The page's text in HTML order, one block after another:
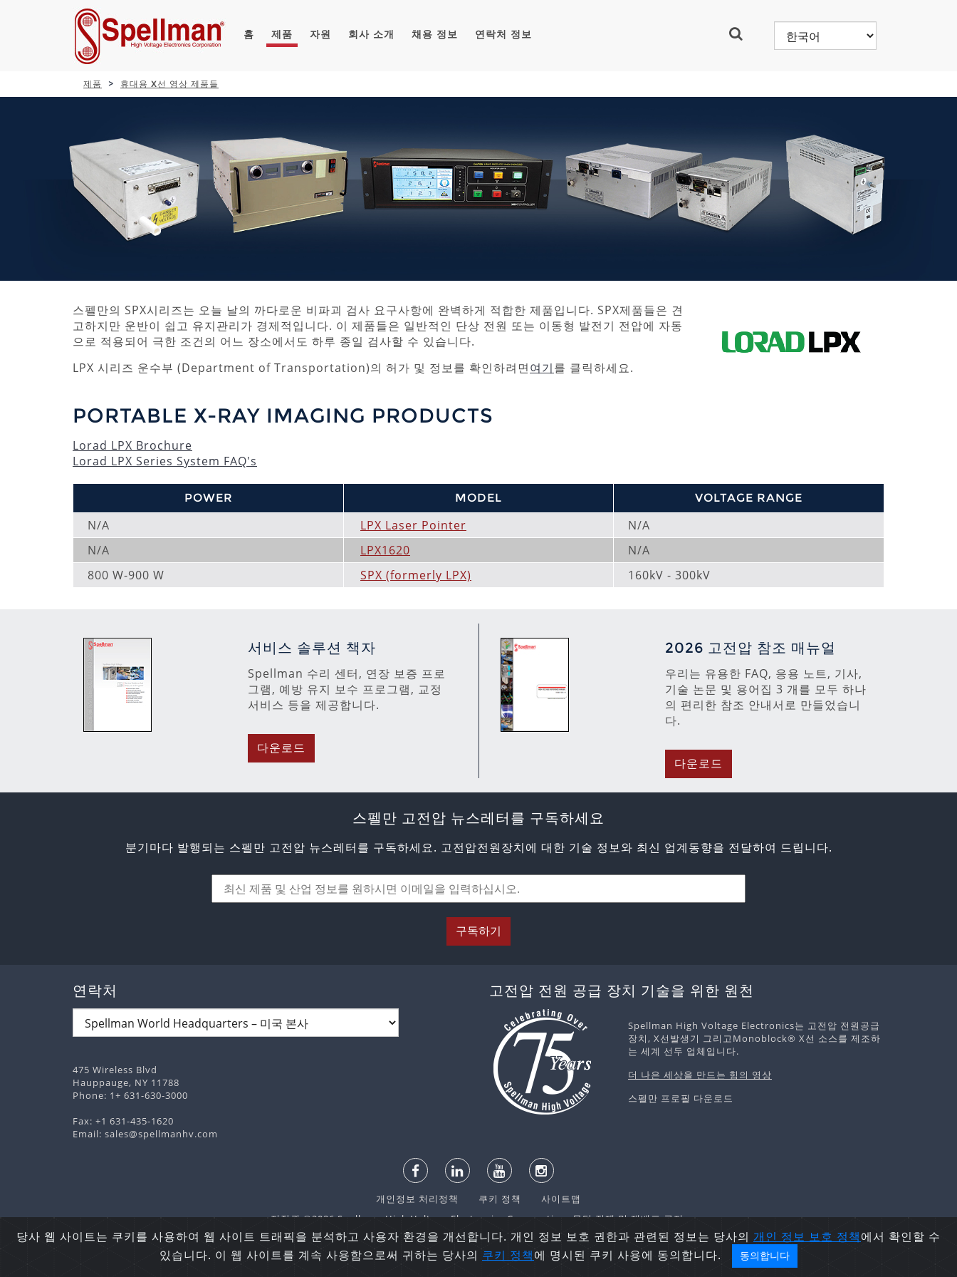
홈 제품 자원 회사 소개 채용 정보 연락처 정보
제품 휴대용 X선 영상 제품들
스펠만의 SPX시리즈는 오늘 날의 까다로운 비파괴 검사 요구사항에 완벽하게 적합한 제품입니다. SPX제품들은 견
고하지만 운반이 쉽고 유지관리가 경제적입니다. 이 제품들은 일반적인 단상 전원 또는 이동형 발전기 전압에 자동
으로 적용되어 극한 조건의 어느 장소에서도 하루 종일 검사할 수 있습니다.
LPX 시리즈 운수부 (Department of Transportation)의 허가 및 정보를 확인하려면여기를 클릭하세요.
PORTABLE X-RAY IMAGING PRODUCTS
Lorad LPX Brochure
Lorad LPX Series System FAQ's
POWER MODEL VOLTAGE RANGE
N/A LPX Laser Pointer
N/A
N/A
LPX1620
N/A
800 W-900 W
SPX (formerly LPX) 160kV - 300kV
서비스 솔루션 책자
Spellman 수리 센터, 연장 보증 프로
그램, 예방 유지 보수 프로그램, 교정
서비스 등을 제공합니다.
다운로드
2026 고전압 참조 매뉴얼
우리는 유용한 FAQ, 응용 노트, 기사,
기술 논문 및 용어집 3 개를 모두 하나
의 편리한 참조 안내서로 만들었습니
다.
다운로드
스펠만 고전압 뉴스레터를 구독하세요
분기마다 발행되는 스펠만 고전압 뉴스레터를 구독하세요. 고전압전원장치에 대한 기술 정보와 최신 업계동향을 전달하여 드립니다.
구독하기
연락처
475 Wireless Blvd
Hauppauge, NY 11788
Phone: 1+ 631-630-3000
Fax: +1 631-435-1620
Email: sales@spellmanhv.com
고전압 전원 공급 장치 기술을 위한 원천
Spellman High Voltage Electronics는 고전압 전원공급
장치, X선발생기 그리고Monoblock® X선 소스를 제조하
는 세계 선두 업체입니다.
더 나은 세상을 만드는 힘의 영상
스펠만 프로필 다운로드
개인정보 처리정책 쿠키 정책
사이트맵
저작권 ©2026 Spellman High Voltage Electronics Corporation. 무단 전재 및 재배포 금지.
English español 日本語 한국어 русский 中文
당사 웹 사이트는 쿠키를 사용하여 웹 사이트 트래픽을 분석하고 사용자 환경을 개선합니다. 개인 정보 보호 권한과 관련된 정보는 당사의 개인 정보 보호 정책에서 확인할 수
있습니다. 이 웹 사이트를 계속 사용함으로써 귀하는 당사의 쿠키 정책에 명시된 쿠키 사용에 동의합니다. 동의합니다